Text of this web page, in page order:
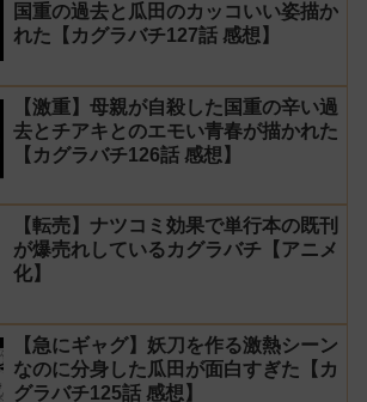
国重の過去と瓜田のカッコいい姿描か
れた【カグラバチ127話 感想】
【激重】母親が自殺した国重の辛い過
去とチアキとのエモい青春が描かれた
【カグラバチ126話 感想】
【転売】ナツコミ効果で単行本の既刊
が爆売れしているカグラバチ【アニメ
化】
【急にギャグ】妖刀を作る激熱シーン
なのに分身した瓜田が面白すぎた【カ
グラバチ125話 感想】